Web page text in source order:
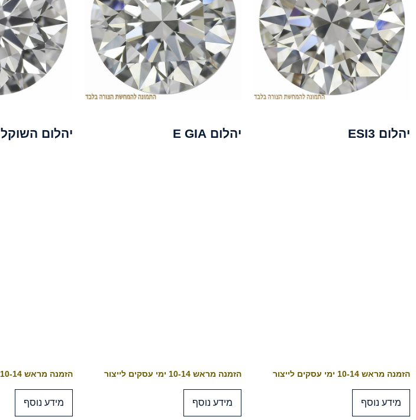
יהלום ESI3
הזמנה מראש 10-14 ימי עסקים לייצור
מידע נוסף
יהלום E GIA
הזמנה מראש 10-14 ימי עסקים לייצור
מידע נוסף
יהלום השוקל 0.42 קראט
הזמנה מראש 10-14 ימי עסקים לייצור
מידע נוסף